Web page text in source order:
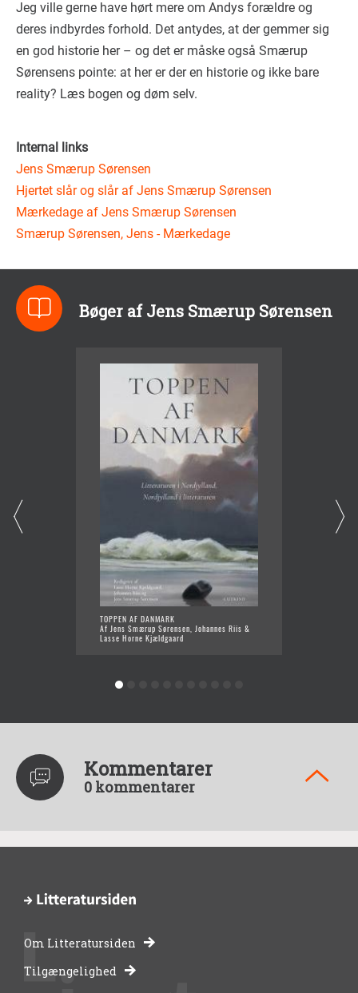
Jeg ville gerne have hørt mere om Andys forældre og
deres indbyrdes forhold. Det antydes, at der gemmer sig
en god historie her – og det er måske også Smærup
Sørensens pointe: at her er der en historie og ikke bare
reality? Læs bogen og døm selv.
Internal links
Jens Smærup Sørensen
Hjertet slår og slår af Jens Smærup Sørensen
Mærkedage af Jens Smærup Sørensen
Smærup Sørensen, Jens - Mærkedage
Bøger af Jens Smærup Sørensen
TOPPEN AF DANMARK
Af Jens Smærup Sørensen, Johannes Riis &
Lasse Horne Kjældgaard
Kommentarer
0 kommentarer
-
Om Litteratursiden
Tilgængelighed